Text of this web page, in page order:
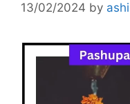
13/02/2024 by